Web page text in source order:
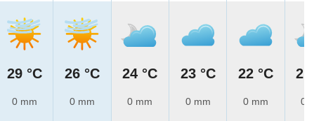
29 °C
0 mm
26 °C
0 mm
24 °C
0 mm
23 °C
0 mm
22 °C
0 mm
21 °C
0 mm